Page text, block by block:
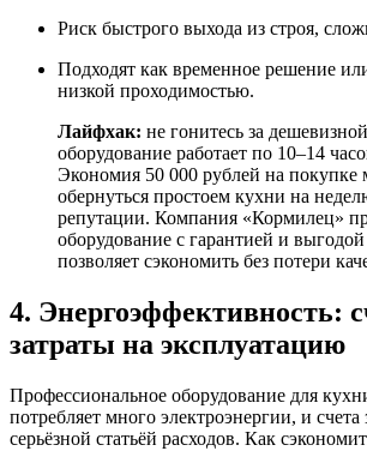
Риск быстрого выхода из строя,
Подходят как временное решение
низкой проходимостью.
Лайфхак: не гонитесь за
оборудование работает по 10–14
Экономия 50 000 рублей на покупке
обернуться простоем кухни на
репутации. Компания «Кормилец»
оборудование с гарантией и
позволяет сэкономить без потери
4. Энергоэффективность:
затраты на эксплуатацию
Профессиональное оборудование для
потребляет много электроэнергии, и счета
серьёзной статьёй расходов. Как